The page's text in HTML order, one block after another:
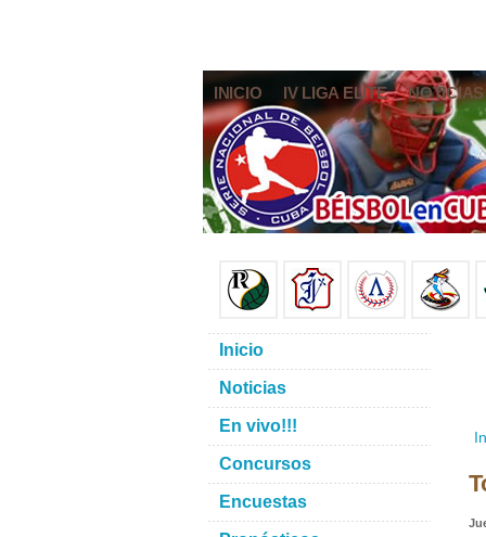
INICIO IV LIGA ELITE NOTICIAS
Inicio
Noticias
En vivo!!!
Concursos
Encuestas